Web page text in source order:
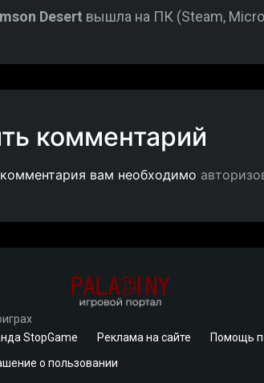
Desert вышла на ПК (Steam,
комментарий
вам необходимо
StopGame Реклама на сайте
Помощь
о пользовании